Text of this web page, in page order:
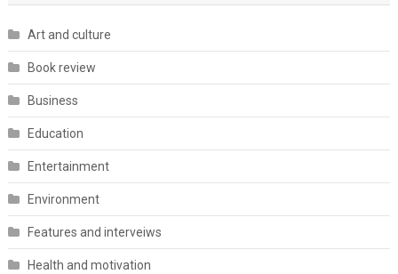
Art and culture
Book review
Business
Education
Entertainment
Environment
Features and interveiws
Health and motivation